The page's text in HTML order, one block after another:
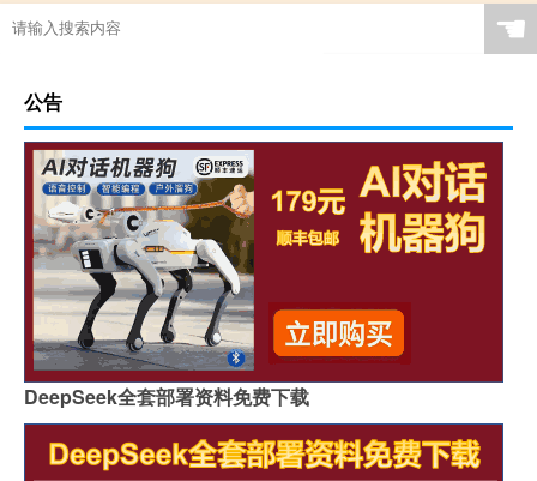
☚
公告
DeepSeek全套部署资料免费下载